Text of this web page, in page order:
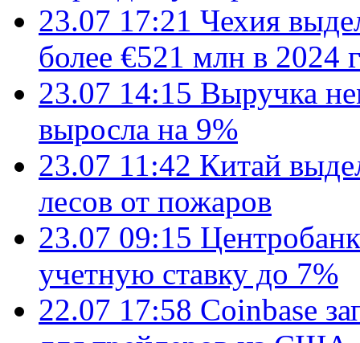
23.07 17:21 Чехия
более €521 млн в 2024
23.07 14:15 Выручка
выросла на 9%
23.07 11:42 Китай
лесов от пожаров
23.07 09:15
учетную ставку до 7%
22.07 17:58 Coinbase